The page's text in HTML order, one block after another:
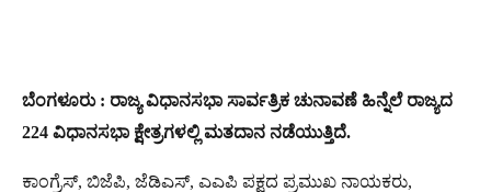
ಬೆಂಗಳೂರು : ರಾಜ್ಯ ವಿಧಾನಸಭಾ ಸಾರ್ವತ್ರಿಕ ಚುನಾವಣೆ ಹಿನ್ನೆಲೆ ರಾಜ್ಯದ
224 ವಿಧಾನಸಭಾ ಕ್ಷೇತ್ರಗಳಲ್ಲಿ ಮತದಾನ ನಡೆಯುತ್ತಿದೆ.
ಕಾಂಗ್ರೆಸ್, ಬಿಜೆಪಿ, ಜೆಡಿಎಸ್, ಎಎಪಿ ಪಕ್ಷದ ಪ್ರಮುಖ ನಾಯಕರು,